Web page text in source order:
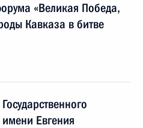
«Великая Победа,
Кавказа в битве
Евгения